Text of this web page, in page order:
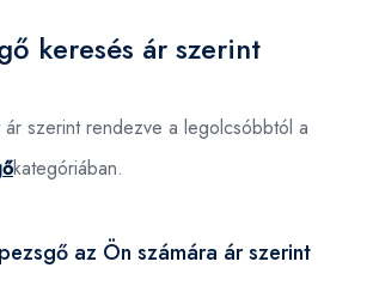
keresés ár szerint
ár szerint rendezve a legolcsóbbtól a
kategóriában.
az Ön számára ár szerint